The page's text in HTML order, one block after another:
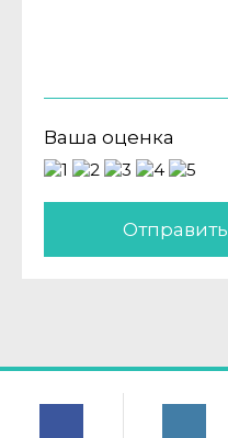
Ваша оценка
Отправить